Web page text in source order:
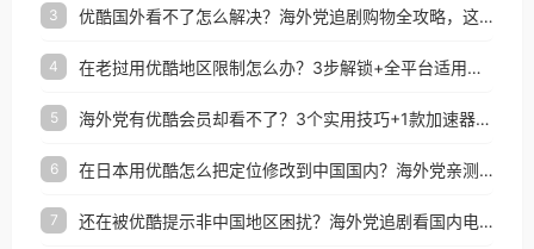
3 优酷国外看不了怎么解决？海外党追剧购物全攻略，这招亲测有效！
4 在老挝用优酷地区限制怎么办？3步解锁+全平台适用的回国加速器指南
5 海外党有优酷会员却看不了？3个实用技巧+1款加速器解决追剧&金融APP难题
6 在日本用优酷怎么把定位修改到中国国内？海外党亲测有效的回国加速指南
7 还在被优酷提示非中国地区困扰？海外党追剧看国内电影的正确打开方式